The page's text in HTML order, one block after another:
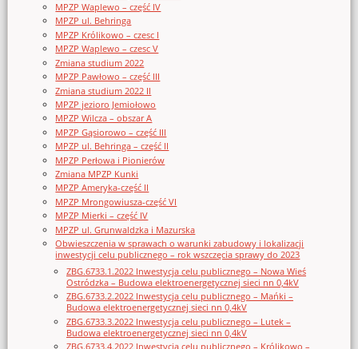
MPZP Waplewo – część IV
MPZP ul. Behringa
MPZP Królikowo – czesc I
MPZP Waplewo – czesc V
Zmiana studium 2022
MPZP Pawłowo – część III
Zmiana studium 2022 II
MPZP jezioro Jemiołowo
MPZP Wilcza – obszar A
MPZP Gąsiorowo – część III
MPZP ul. Behringa – część II
MPZP Perłowa i Pionierów
Zmiana MPZP Kunki
MPZP Ameryka-część II
MPZP Mrongowiusza-część VI
MPZP Mierki – część IV
MPZP ul. Grunwaldzka i Mazurska
Obwieszczenia w sprawach o warunki zabudowy i lokalizacji
inwestycji celu publicznego – rok wszczęcia sprawy do 2023
ZBG.6733.1.2022 Inwestycja celu publicznego – Nowa Wieś
Ostródzka – Budowa elektroenergetycznej sieci nn 0,4kV
ZBG.6733.2.2022 Inwestycja celu publicznego – Mańki –
Budowa elektroenergetycznej sieci nn 0,4kV
ZBG.6733.3.2022 Inwestycja celu publicznego – Lutek –
Budowa elektroenergetycznej sieci nn 0,4kV
ZBG.6733.4.2022 Inwestycja celu publicznego – Królikowo –